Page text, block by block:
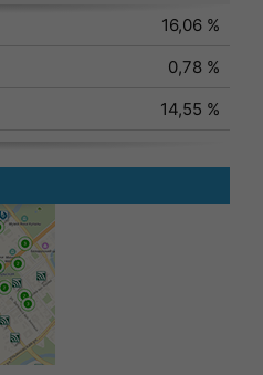
16,06 %
0,78 %
14,55 %